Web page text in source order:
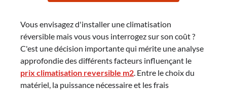
Vous envisagez d'installer une climatisation
réversible mais vous vous interrogez sur son coût ?
C'est une décision importante qui mérite une analyse
approfondie des différents facteurs influençant le
prix climatisation reversible m2. Entre le choix du
matériel, la puissance nécessaire et les frais